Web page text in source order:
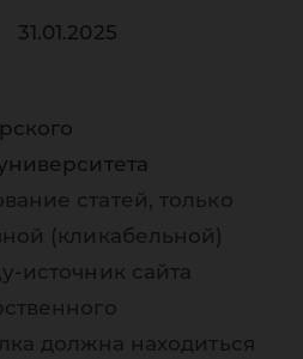
31.01.2025
статей, только
(кликабельной)
источник сайта
должна находиться